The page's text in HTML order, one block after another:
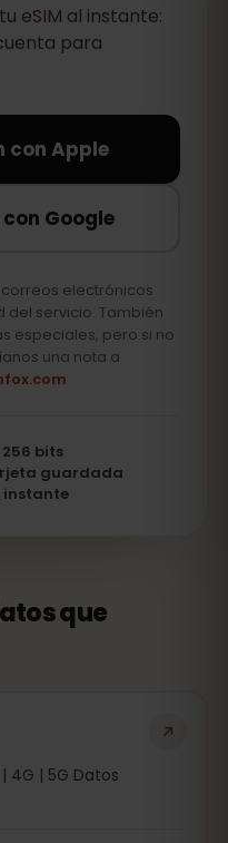
eSIM al instante:
para
con Apple
Google
electrónicos
servicio. También
especiales, pero si no
una nota a
bits
guardada
instante
que
4G | 5G Datos